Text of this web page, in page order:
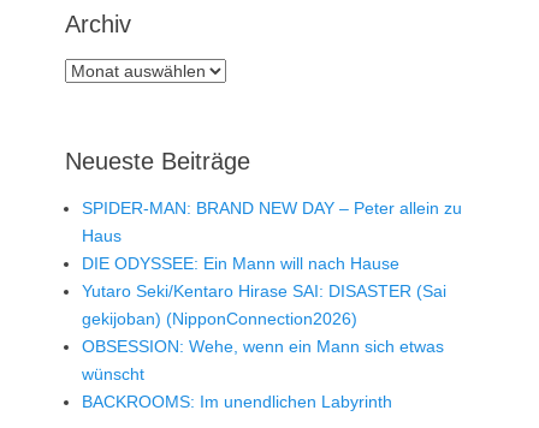
Archiv
Archiv
Neueste Beiträge
SPIDER-MAN: BRAND NEW DAY – Peter allein zu
Haus
DIE ODYSSEE: Ein Mann will nach Hause
Yutaro Seki/Kentaro Hirase SAI: DISASTER (Sai
gekijoban) (NipponConnection2026)
OBSESSION: Wehe, wenn ein Mann sich etwas
wünscht
BACKROOMS: Im unendlichen Labyrinth